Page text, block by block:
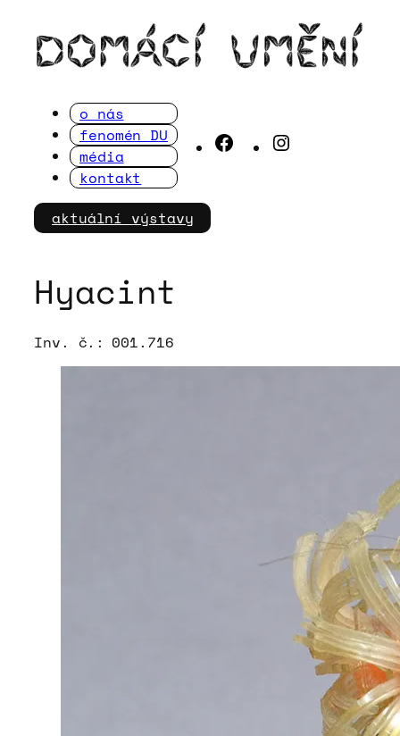
obsah
o nás
fenomén DU
média
kontakt
Facebook
aktuální výstavy
Hyacint
Inv. č.: 001.716